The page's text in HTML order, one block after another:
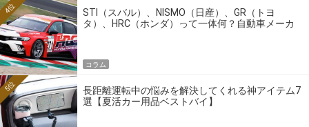
STI（スバル）、NISMO（日産）、GR（トヨ
タ）、HRC（ホンダ）って一体何？自動車メーカ
4位
コラム
長距離運転中の悩みを解決してくれる神アイテム7
選【夏活カー用品ベストバイ】
5位